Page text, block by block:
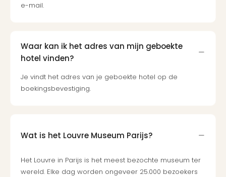
e-mail.
Waar kan ik het adres van mijn geboekte
hotel vinden?
Je vindt het adres van je geboekte hotel op de
boekingsbevestiging.
Wat is het Louvre Museum Parijs?
Het Louvre in Parijs is het meest bezochte museum ter
wereld. Elke dag worden ongeveer 25.000 bezoekers